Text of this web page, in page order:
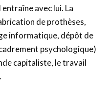
entraîne avec lui. La
de prothèses,
informatique, dépôt de
psychologique)
capitaliste, le travail